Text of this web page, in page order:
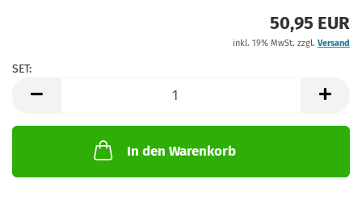
50,95 EUR
inkl. 19% MwSt. zzgl. Versand
SET:
In den Warenkorb